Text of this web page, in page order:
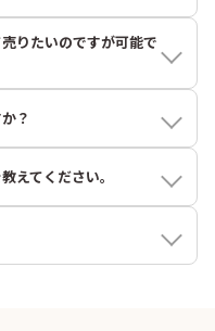
りたいのですが可能で
？
えてください。